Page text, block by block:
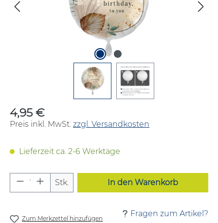
Regulärer Preis:
4,95 €
Preis inkl. MwSt. zzgl. Versandkosten
Lieferzeit ca. 2-6 Werktage
Produkt Anzahl: Gib den
Stk. In den Warenkorb
Zum Merkzettel hinzufügen
Fragen zum Artikel?